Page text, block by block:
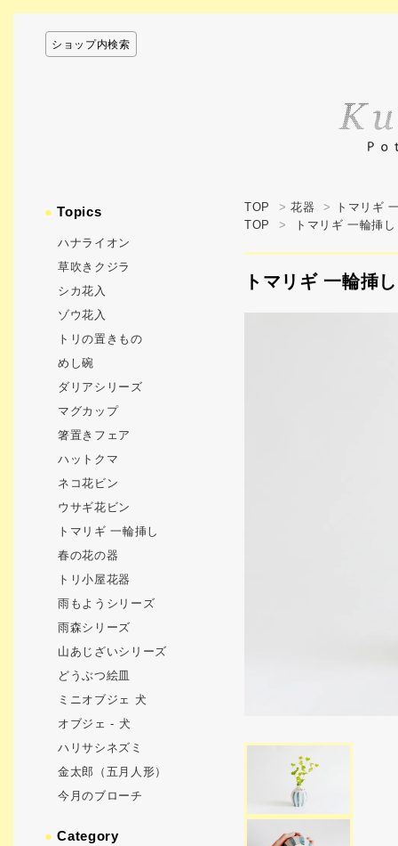
ショップ内検索
TOP > 花器 >
トマリギ
TOP
> トマリギ 一輪挿
トマリギ 一輪挿
●Topics
ハナライオン
草吹きクジラ
シカ花入
ゾウ花入
トリの置きもの
めし碗
ダリアシリーズ
マグカップ
箸置きフェア
ハットクマ
ネコ花ビン
ウサギ花ビン
トマリギ 一輪挿し
春の花の器
トリ小屋花器
雨もようシリーズ
雨森シリーズ
山あじざいシリーズ
どうぶつ絵皿
ミニオブジェ 犬
オブジェ - 犬
ハリサシネズミ
金太郎（五月人形）
今月のブローチ
●Category